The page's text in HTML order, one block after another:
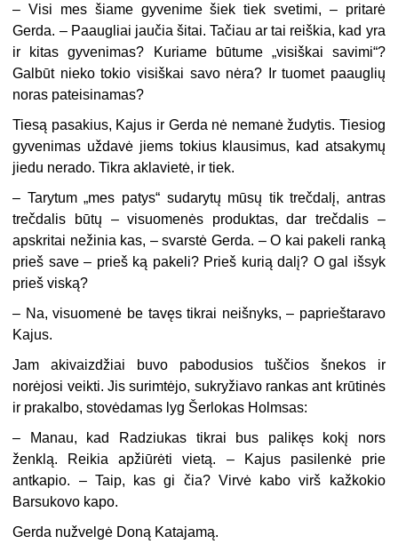
– Visi mes šiame gyvenime šiek tiek svetimi, – pritarė
Gerda. – Paaugliai jaučia šitai. Tačiau ar tai reiškia, kad yra
ir kitas gyvenimas? Kuriame būtume „visiškai savimi“?
Galbūt nieko tokio visiškai savo nėra? Ir tuomet paauglių
noras pateisinamas?
Tiesą pasakius, Kajus ir Gerda nė nemanė žudytis. Tiesiog
gyvenimas uždavė jiems tokius klausimus, kad atsakymų
jiedu nerado. Tikra aklavietė, ir tiek.
– Tarytum „mes patys“ sudarytų mūsų tik trečdalį, antras
trečdalis būtų – visuomenės produktas, dar trečdalis –
apskritai nežinia kas, – svarstė Gerda. – O kai pakeli ranką
prieš save – prieš ką pakeli? Prieš kurią dalį? O gal išsyk
prieš viską?
– Na, visuomenė be tavęs tikrai neišnyks, – paprieštaravo
Kajus.
Jam akivaizdžiai buvo pabodusios tuščios šnekos ir
norėjosi veikti. Jis surimtėjo, sukryžiavo rankas ant krūtinės
ir prakalbo, stovėdamas lyg Šerlokas Holmsas:
– Manau, kad Radziukas tikrai bus palikęs kokį nors
ženklą. Reikia apžiūrėti vietą. – Kajus pasilenkė prie
antkapio. – Taip, kas gi čia? Virvė kabo virš kažkokio
Barsukovo kapo.
Gerda nužvelgė Doną Katajamą.